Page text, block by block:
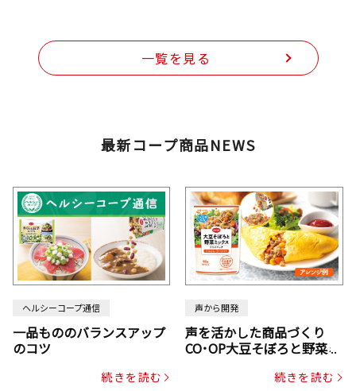
一覧を見る
最新コープ商品NEWS
ヘルシーコープ通信
一品もののバランスアップ
のコツ
続きを読む
声から開発
声を活かした商品づくり
CO･OP大豆そぼろと野菜ミ
じん・コーン入り）続きを読む